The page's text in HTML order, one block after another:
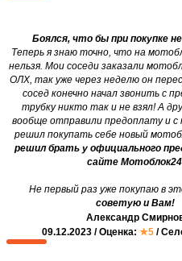
Боялся, что бы при покупке
Теперь я знаю точно, что на
нельзя. Мои соседи заказали
ОЛХ, так уже через неделю он
сосед конечно начал звонить с
трубку никто так и не взял! А
вообще отправили предоплату и с
решил покупать себе новый
решил брать у официального
сайте Мотоблок24
Не первый раз уже покупаю в
советую и Вам!
Александр
09.12.2023 / Оценка: ★5 /